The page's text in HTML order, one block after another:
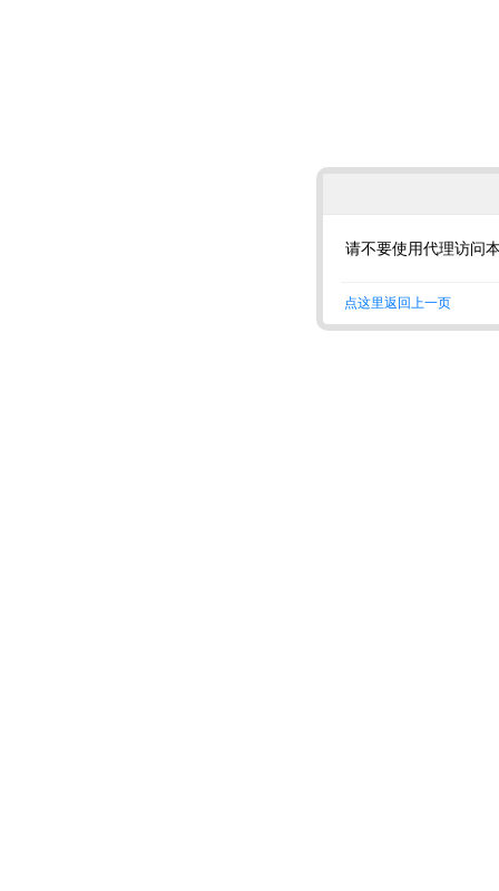
请不要使用代理访问
点这里返回上一页